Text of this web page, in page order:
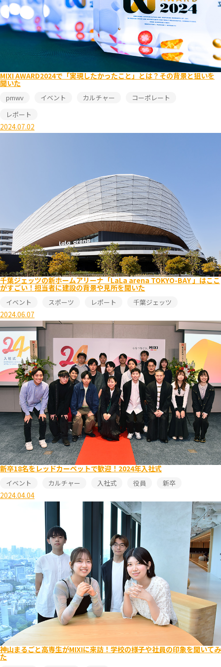
MIXI AWARD2024で「実現したかったこと」とは？その背景と狙いを
聞いた
pmwv イベント カルチャー
コーポレート
レポート
2024.07.02
千葉ジェッツの新ホームアリーナ「LaLa arena TOKYO-BAY 」はここ
がすごい！担当者に建設の背景や見所を聞いた
イベント スポーツ レポート 千葉ジェッツ
2024.06.07
新卒18名をレッドカーペットで歓迎！2024年入社式
イベント カルチャー 入社式 役員 新卒
2024.04.04
神山まるごと高専生がMIXIに来訪！学校の様子や社員の印象を聞いてみ
た